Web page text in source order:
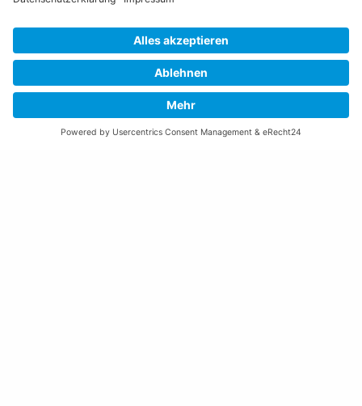
Öffnungszeiten Rathaus
Montag bis Donnerstag:
08:00 – 11:30 und 13:30 – 17:00 Uhr
(vor Feiertagen bis 16:00 Uhr)
Freitag:
08:00 – 11:30 Uhr